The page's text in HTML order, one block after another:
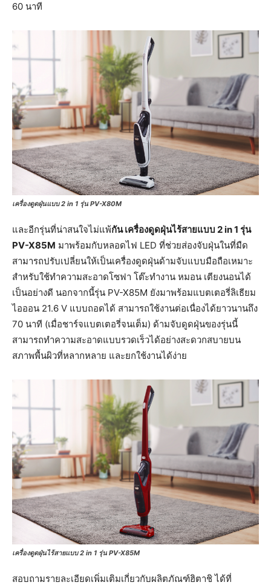
60 นาที
เครื่องดูดฝุ่นแบบ 2 in 1 รุ่น PV-X80M
และอีกรุ่นที่น่าสนใจไม่แพ้กัน เครื่องดูดฝุ่นไร้สายแบบ 2 in 1 รุ่น
PV-X85M มาพร้อมกับหลอดไฟ LED ที่ช่วยส่องจับฝุ่นในที่มืด
สามารถปรับเปลี่ยนให้เป็นเครื่องดูดฝุ่นด้ามจับแบบมือถือเหมาะ
สำหรับใช้ทำความสะอาดโซฟา โต๊ะทำงาน หมอน เตียงนอนได้
เป็นอย่างดี นอกจากนี้รุ่น PV-X85M ยังมาพร้อมแบตเตอรี่ลิเธียม
ไอออน 21.6 V แบบถอดได้ สามารถใช้งานต่อเนื่องได้ยาวนานถึง
70 นาที (เมื่อชาร์จแบตเตอรี่จนเต็ม) ด้ามจับดูดฝุ่นของรุ่นนี้
สามารถทำความสะอาดแบบรวดเร็วได้อย่างสะดวกสบายบน
สภาพพื้นผิวที่หลากหลาย และยกใช้งานได้ง่าย
เครื่องดูดฝุ่นไร้สายแบบ 2 in 1 รุ่น PV-X85M
สอบถามรายละเอียดเพิ่มเติมเกี่ยวกับผลิตภัณฑ์ฮิตาชิ ได้ที่